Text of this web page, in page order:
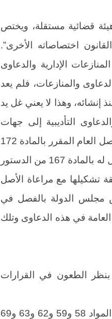
هيئة قضائية مستقلة، ويختص
اختصاصاته الأخرى”.
الإدارية والدعاوى
والمنازعات، فلم يعد
وهذا لا يعني غل يد
التأديبية إلى جهات
قضائية أخرى على أن يكون ذلك على سبيل الاستثناء من الأصل العام المقرر بالمادة 172
سالفة الذكر، وعلى هذا النحو يعمل المشرع التفويض المخول له بالمادة 167 من الدستور
تشكيلها مع مراعاة الأصل
شأن اختصاص مجلس الدولة بالفصل في
العامة في هذه الدعاوى وتلك
بنظر الطعون في القرارات
لما كانت قرارات لجنة قبول المحامين المنصوص عليها في المواد 58 و59 و62 و63 و69